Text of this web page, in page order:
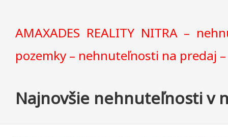
AMAXADES REALITY NITRA –
pozemky – nehnuteľnosti na predaj
Najnovšie nehnuteľnosti v